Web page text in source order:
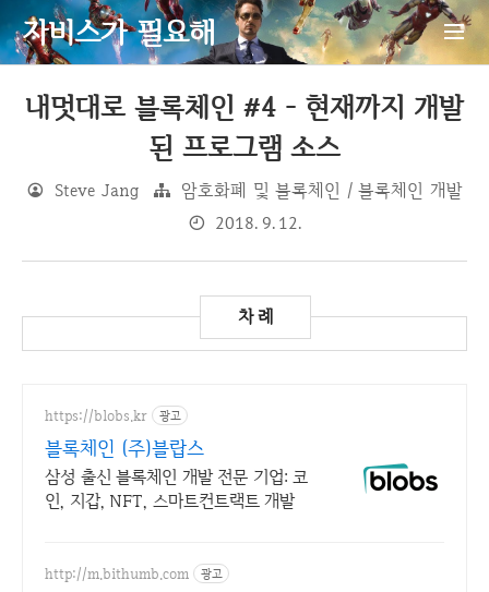
자비스가 필요해
내멋대로 블록체인 #4 - 현재까지 개발
된 프로그램 소스
Steve Jang 암호화폐 및 블록체인 / 블록체인 개발
2018. 9. 12.
https://blobs.kr 광고
블록체인 (주)블랍스
삼성 출신 블록체인 개발 전문 기업: 코
인, 지갑, NFT, 스마트컨트랙트 개발
http://m.bithumb.com 광고